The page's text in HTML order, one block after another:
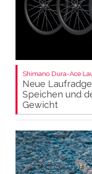
Shimano Dura-Ace
Neue
Speichen und
Gewicht